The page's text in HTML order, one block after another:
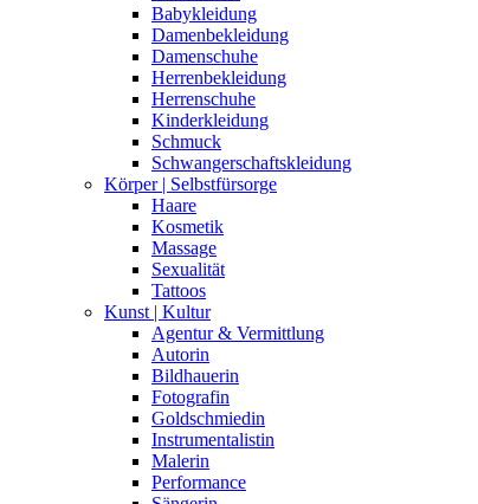
Babykleidung
Damenbekleidung
Damenschuhe
Herrenbekleidung
Herrenschuhe
Kinderkleidung
Schmuck
Schwangerschaftskleidung
Körper | Selbstfürsorge
Haare
Kosmetik
Massage
Sexualität
Tattoos
Kunst | Kultur
Agentur & Vermittlung
Autorin
Bildhauerin
Fotografin
Goldschmiedin
Instrumentalistin
Malerin
Performance